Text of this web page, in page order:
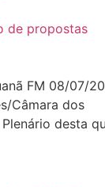
FM 08/07/
Câmara dos
desta